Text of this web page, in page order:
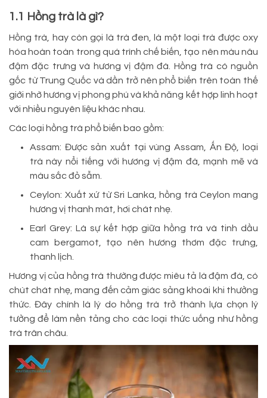
1.1 Hồng trà là gì?
Hồng trà, hay còn gọi là trà đen, là một loại trà được oxy
hóa hoàn toàn trong quá trình chế biến, tạo nên màu nâu
đậm đặc trưng và hương vị đậm đà. Hồng trà có nguồn
gốc từ Trung Quốc và dần trở nên phổ biến trên toàn thế
giới nhờ hương vị phong phú và khả năng kết hợp linh hoạt
với nhiều nguyên liệu khác nhau.
Các loại hồng trà phổ biến bao gồm:
Assam: Được sản xuất tại vùng Assam, Ấn Độ, loại
trà này nổi tiếng với hương vị đậm đà, mạnh mẽ và
màu sắc đỏ sẫm.
Ceylon: Xuất xứ từ Sri Lanka, hồng trà Ceylon mang
hương vị thanh mát, hơi chát nhẹ.
Earl Grey: Là sự kết hợp giữa hồng trà và tinh dầu
cam bergamot, tạo nên hương thơm đặc trưng,
thanh lịch.
Hương vị của hồng trà thường được miêu tả là đậm đà, có
chút chát nhẹ, mang đến cảm giác sảng khoái khi thưởng
thức. Đây chính là lý do hồng trà trở thành lựa chọn lý
tưởng để làm nền tảng cho các loại thức uống như hồng
trà trân châu.